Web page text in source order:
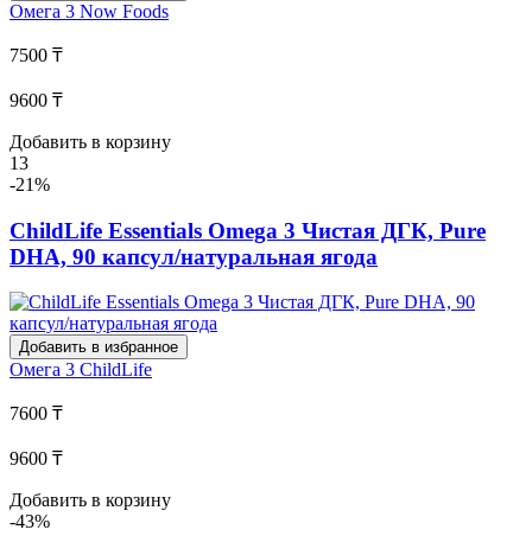
Омега 3 Now Foods
7500 ₸
9600 ₸
Добавить в корзину
13
-21%
ChildLife Essentials Omega 3 Чистая ДГК, Pure
DHA, 90 капсул/натуральная ягода
Добавить в избранное
Омега 3 ChildLife
7600 ₸
9600 ₸
Добавить в корзину
-43%